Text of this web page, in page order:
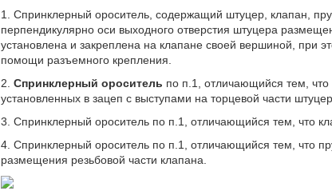
1. Спринклерный ороситель, содержащий штуцер, клапан,
перпендикулярно оси выходного отверстия штуцера
установлена и закреплена на клапане своей вершиной, при
помощи разъемного крепления.
2. Спринклерный ороситель по п.1, отличающийся тем,
установленных в зацеп с выступами на торцевой части
3. Спринклерный ороситель по п.1, отличающийся тем, что
4. Спринклерный ороситель по п.1, отличающийся тем, что
размещения резьбовой части клапана.